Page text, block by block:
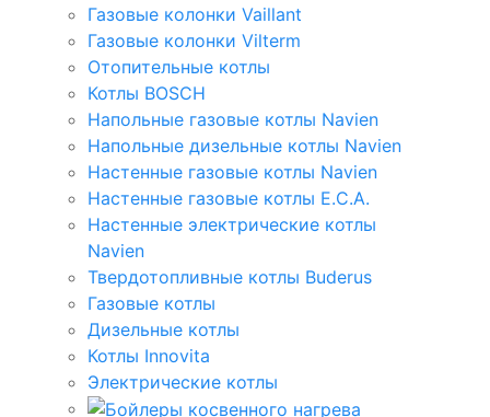
Газовые колонки Vaillant
Газовые колонки Vilterm
Отопительные котлы
Котлы BOSCH
Напольные газовые котлы Navien
Напольные дизельные котлы Navien
Настенные газовые котлы Navien
Настенные газовые котлы E.C.A.
Настенные электрические котлы
Navien
Твердотопливные котлы Buderus
Газовые котлы
Дизельные котлы
Котлы Innovita
Электрические котлы